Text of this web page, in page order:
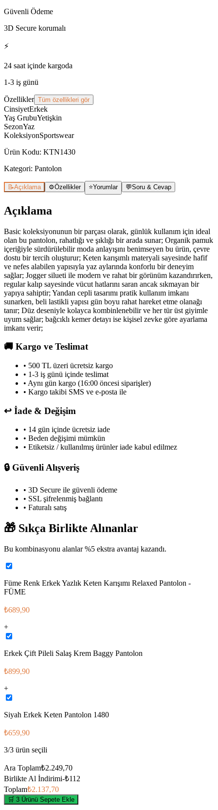
Güvenli Ödeme
3D Secure korumalı
⚡
24 saat içinde kargoda
1-3 iş günü
Özellikler Tüm özellikleri gör
CinsiyetErkek
Yaş GrubuYetişkin
SezonYaz
KoleksiyonSportswear
Ürün Kodu: KTN1430
Kategori: Pantolon
📝Açıklama ⚙️Özellikler ⭐Yorumlar 💬Soru & Cevap
Açıklama
Basic koleksiyonunun bir parçası olarak, günlük kullanım için ideal
olan bu pantolon, rahatlığı ve şıklığı bir arada sunar; Organik pamuk
içeriğiyle sürdürülebilir moda anlayışını benimseyen bu ürün, çevre
dostu bir tercih oluşturur; Keten karışımlı materyali sayesinde hafif
ve nefes alabilen yapısıyla yaz aylarında konforlu bir deneyim
sağlar; Jogger silueti ile modern ve rahat bir görünüm kazandırırken,
regular kalıp sayesinde vücut hatlarını saran ancak sıkmayan bir
yapıya sahiptir; Yandan cepli tasarımı pratik kullanım imkanı
sunarken, beli lastikli yapısı gün boyu rahat hareket etme olanağı
tanır; Düz deseniyle kolayca kombinlenebilir ve her tür üst giyimle
uyum sağlar; bağcıklı kemer detayı ise kişisel zevke göre ayarlama
imkanı verir;
🚚 Kargo ve Teslimat
• 500 TL üzeri ücretsiz kargo
• 1-3 iş günü içinde teslimat
• Aynı gün kargo (16:00 öncesi siparişler)
• Kargo takibi SMS ve e-posta ile
↩️ İade & Değişim
• 14 gün içinde ücretsiz iade
• Beden değişimi mümkün
• Etiketsiz / kullanılmış ürünler iade kabul edilmez
🔒 Güvenli Alışveriş
• 3D Secure ile güvenli ödeme
• SSL şifrelenmiş bağlantı
• Faturalı satış
🎁 Sıkça Birlikte Alınanlar
Bu kombinasyonu alanlar %5 ekstra avantaj kazandı.
Füme Renk Erkek Yazlık Keten Karışımı Relaxed Pantolon -
FÜME
₺689,90
+
Erkek Çift Pileli Salaş Krem Baggy Pantolon
₺899,90
+
Siyah Erkek Keten Pantolon 1480
₺659,90
3/3 ürün seçili
Ara Toplam₺2.249,70
Birlikte Al İndirimi-₺112
Toplam₺2.137,70
🛒 3 Ürünü Sepete Ekle